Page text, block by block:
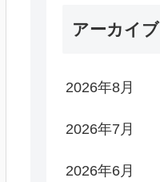
アーカイブ
2026年8月
2026年7月
2026年6月